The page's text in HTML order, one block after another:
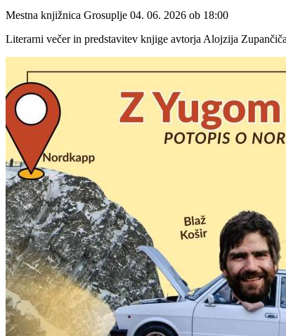
Mestna knjižnica Grosuplje 04. 06. 2026 ob 18:00
Literarni večer in predstavitev knjige avtorja Alojzija